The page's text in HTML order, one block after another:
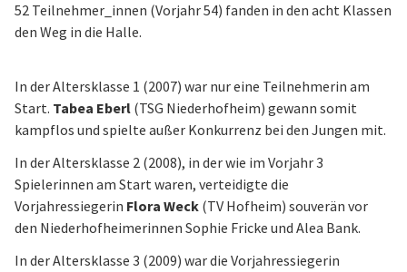
52 Teilnehmer_innen (Vorjahr 54) fanden in den acht Klassen
den Weg in die Halle.
In der Altersklasse 1 (2007) war nur eine Teilnehmerin am
Start. Tabea Eberl (TSG Niederhofheim) gewann somit
kampflos und spielte außer Konkurrenz bei den Jungen mit.
In der Altersklasse 2 (2008), in der wie im Vorjahr 3
Spielerinnen am Start waren, verteidigte die
Vorjahressiegerin Flora Weck (TV Hofheim) souverän vor
den Niederhofheimerinnen Sophie Fricke und Alea Bank.
In der Altersklasse 3 (2009) war die Vorjahressiegerin